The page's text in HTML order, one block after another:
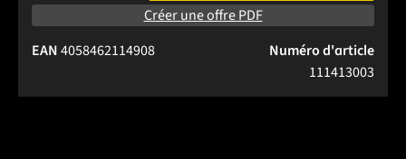
Créer une offre PDF
Numéro d'article
111413003
EAN4058462114908